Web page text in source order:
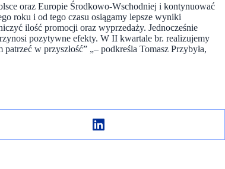
oraz Europie Środkowo-Wschodniej i kontynuować
roku i od tego czasu osiągamy lepsze wyniki
ilość promocji oraz wyprzedaży. Jednocześnie
pozytywne efekty. W II kwartale br. realizujemy
w przyszłość” „– podkreśla Tomasz Przybyła,